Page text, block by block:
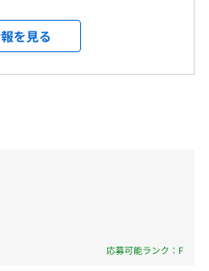
ジネスを理解してシステム
れます。
3～5名・エンジニア（5～
がらコミュニケーションを
：あり
煙室あり）
改札、甲州街道改札、新
E10出口より徒歩1分
大江戸線「新宿駅」出口
以上）
活動）：
の核心であるPostgreSQL
）の導入研究など。
仕組み（TeXTF）のアップ
トを通じた広報活動など、
行われています。
ました。 その経験
ちが育んできた価値観。
のに存在しているのでは
うことです。 エンジニ
営業に求められる「創
れる「具現化する
って初めてビジネスと
シップを
。ビジネスを紡ぎ、最適
を見る
応募可能ランク：F